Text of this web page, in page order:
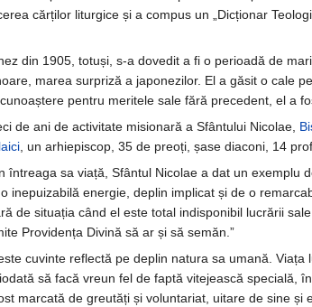
cărților liturgice și a compus un „Dicționar
din 1905, totuși, s-a dovedit a fi o perioadă de
marea surpriză a japonezilor. El a găsit o cale
pentru meritele sale fără precedent, el a
de ani de activitate misionară a Sfântului Nicolae,
laici , un arhiepiscop, 35 de preoți, șase diaconi, 14
întreaga sa viață, Sfântul Nicolae a dat un exemplu
inepuizabilă energie, deplin implicat și de o
de situația când el este total indisponibil lucrării
Providența Divină să ar și să semăn.”
cuvinte reflectă pe deplin natura sa umană. Viața
să facă vreun fel de faptă vitejească specială,
marcată de greutăți și voluntariat, uitare de sine